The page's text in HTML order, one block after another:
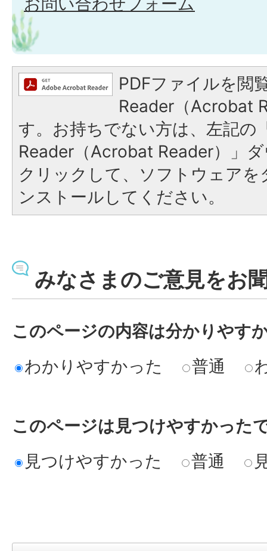
PDFファイルを閲
Reader（Acrobat
す。お持ちでない方は、左記の
Reader（Acrobat Reader）」
クリックして、ソフトウェア
ンストールしてください。
みなさまのご意見をお
このページの内容は分かりやす
わかりやすかった
普通
このページは見つけやすかった
見つけやすかった
普通